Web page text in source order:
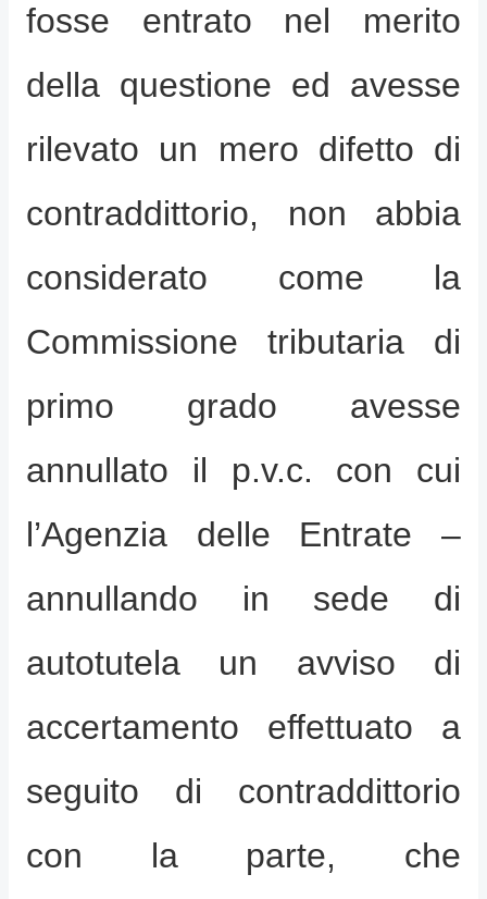
fosse entrato nel merito
della questione ed avesse
rilevato un mero difetto di
contraddittorio, non abbia
considerato come la
Commissione tributaria di
primo grado avesse
annullato il p.v.c. con cui
l’Agenzia delle Entrate –
annullando in sede di
autotutela un avviso di
accertamento effettuato a
seguito di contraddittorio
con la parte, che